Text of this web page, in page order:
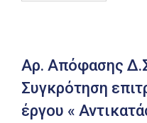
Αρ. Απόφασης
Συγκρότηση
έργου «